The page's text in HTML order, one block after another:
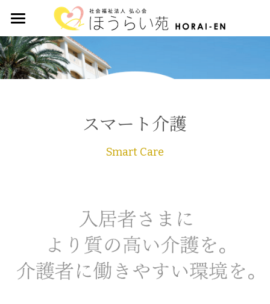
ホーム
法人について
SDGsへの取り組み
お問い合わせ
採用情報
スマート介護
Smart Care